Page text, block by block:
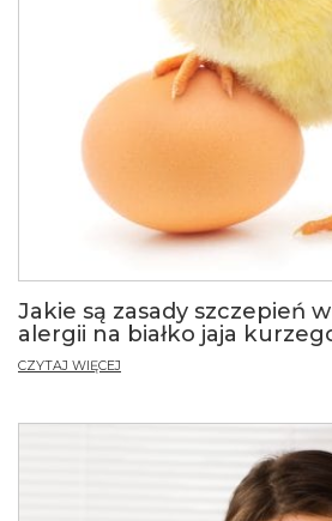
Jakie są zasady szczepień
alergii na białko jaja
CZYTAJ WIĘCEJ